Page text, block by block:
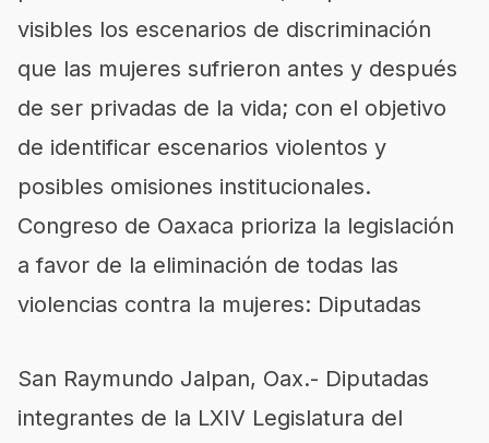
visibles los escenarios de discriminación
que las mujeres sufrieron antes y después
de ser privadas de la vida; con el objetivo
de identificar escenarios violentos y
posibles omisiones institucionales.
Congreso de Oaxaca prioriza la legislación
a favor de la eliminación de todas las
violencias contra la mujeres: Diputadas
San Raymundo Jalpan, Oax.- Diputadas
integrantes de la LXIV Legislatura del